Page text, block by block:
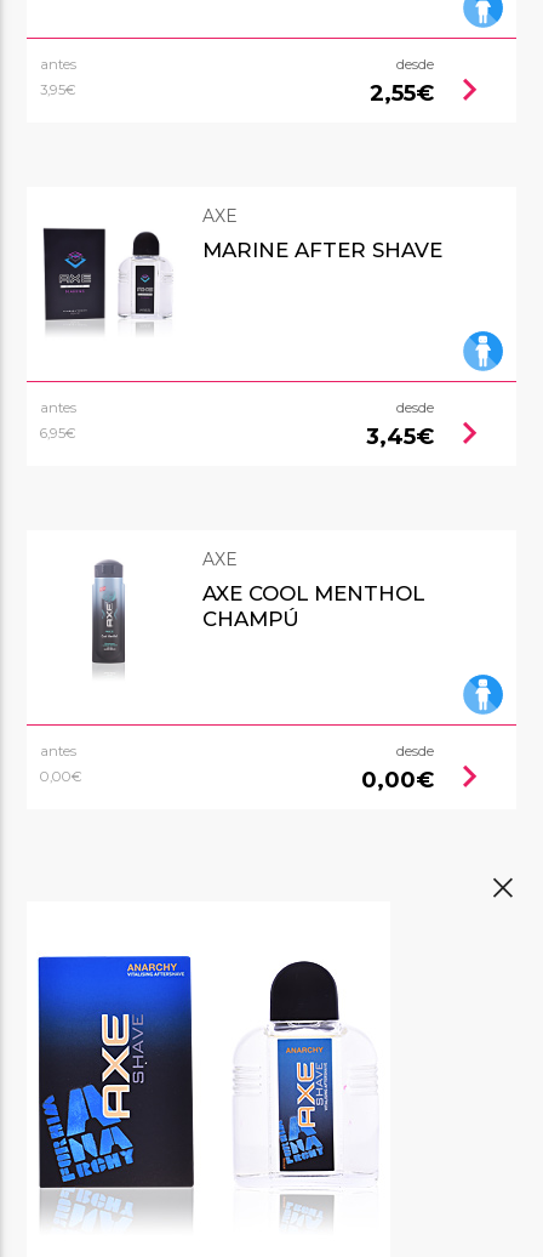
antes
3,95€
desde
2,55€ chevron_right
AXE
MARINE AFTER SHAVE
antes
6,95€
desde
3,45€ chevron_right
AXE
AXE COOL MENTHOL
CHAMPÚ
antes
0,00€
desde
0,00€ chevron_right